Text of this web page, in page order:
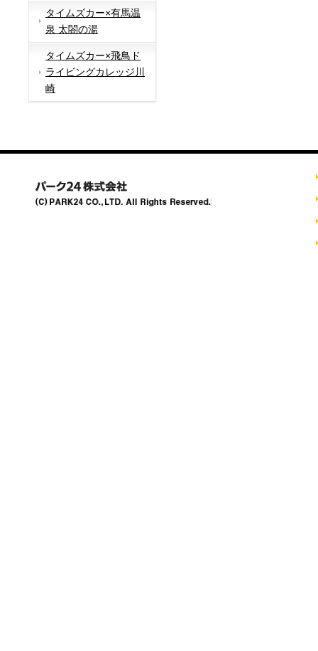
タイムズカー×有馬温
泉 太閤の湯
タイムズカー×飛鳥ド
ライビングカレッジ川
崎